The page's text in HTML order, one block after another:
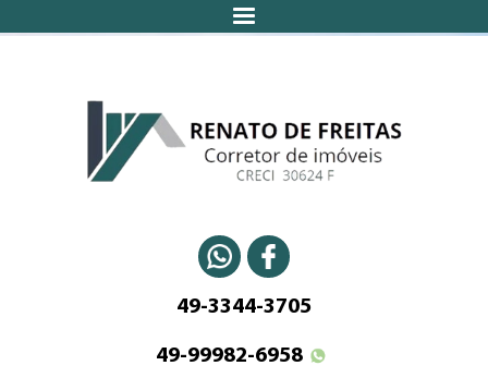
49-3344-3705
49-99982-6958